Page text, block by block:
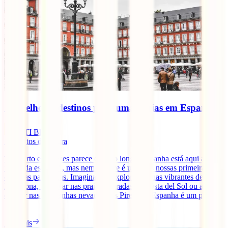
Os melhores destinos para umas férias em Espanha
IATI Blog
minutos de leitura
Tão perto e às vezes parece que tão longe. Espanha está aqui ao
“virar da esquina”, mas nem sempre é uma das nossas primeiras
escolhas para férias. Imagina-te a explorar as ruas vibrantes de
Barcelona, a relaxar nas praias douradas da Costa del Sol ou a
esquiar nas montanhas nevadas dos Pirenéus. Espanha é um país
Ler mais